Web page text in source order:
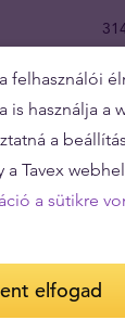
felhasználói
is használja a
a
Tavex
a sütikre
elfogad